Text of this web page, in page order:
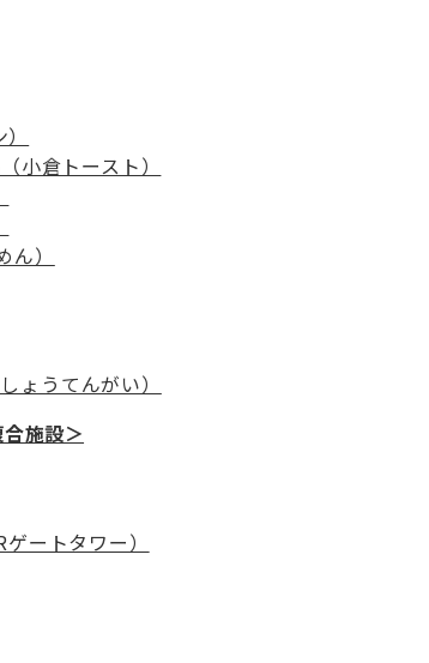
倉トースト）
）
うてんがい）
施設＞
ートタワー）